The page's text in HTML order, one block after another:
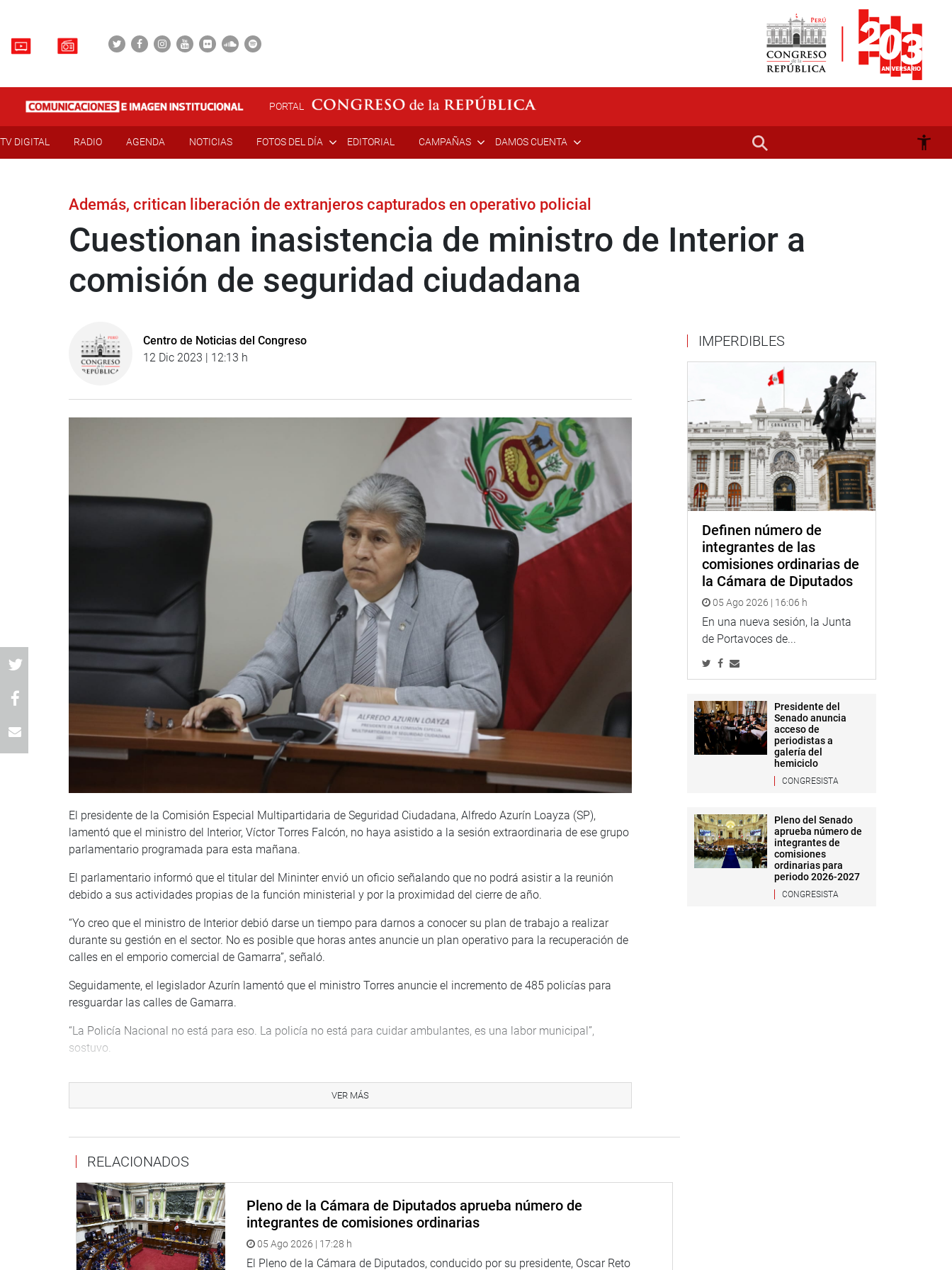
PORTAL
TV DIGITAL RADIO AGENDA NOTICIAS FOTOS DEL DÍA EDITORIAL CAMPAÑAS DAMOS CUENTA
Además, critican liberación de extranjeros capturados en operativo policial
Cuestionan inasistencia de ministro de Interior a
comisión de seguridad ciudadana
Centro de Noticias del Congreso
12 Dic 2023 | 12:13 h
El presidente de la Comisión Especial Multipartidaria de Seguridad Ciudadana, Alfredo Azurín Loayza (SP),
lamentó que el ministro del Interior, Víctor Torres Falcón, no haya asistido a la sesión extraordinaria de ese grupo
parlamentario programada para esta mañana.
El parlamentario informó que el titular del Mininter envió un oficio señalando que no podrá asistir a la reunión
debido a sus actividades propias de la función ministerial y por la proximidad del cierre de año.
“Yo creo que el ministro de Interior debió darse un tiempo para darnos a conocer su plan de trabajo a realizar
durante su gestión en el sector. No es posible que horas antes anuncie un plan operativo para la recuperación de
calles en el emporio comercial de Gamarra”, señaló.
Seguidamente, el legislador Azurín lamentó que el ministro Torres anuncie el incremento de 485 policías para
resguardar las calles de Gamarra.
“La Policía Nacional no está para eso. La policía no está para cuidar ambulantes, es una labor municipal”,
sostuvo.
mes pasado durante un operativo policial en el búnker de Pachacámac.
Judicial los ha liberado para que continúen su proceso en libertad. Esto va en contra de todo lo que está
demandando la población respecto a la seguridad ciudadana”, indicó Azurín.
OFICINA DE COMUNICACIONES E IMAGEN INSTITUCIONAL
VER MÁS
RELACIONADOS
Pleno de la Cámara de Diputados aprueba número de
integrantes de comisiones ordinarias
05 Ago 2026 | 17:28 h
El Pleno de la Cámara de Diputados, conducido por su presidente, Oscar Reto
IMPERDIBLES
Definen número de
integrantes de las
comisiones ordinarias de
la Cámara de Diputados
05 Ago 2026 | 16:06 h
En una nueva sesión, la Junta
de Portavoces de...
Presidente del
Senado anuncia
acceso de
periodistas a
galería del
hemiciclo
CONGRESISTA
Pleno del Senado
aprueba número de
integrantes de
comisiones
ordinarias para
periodo 2026-2027
CONGRESISTA